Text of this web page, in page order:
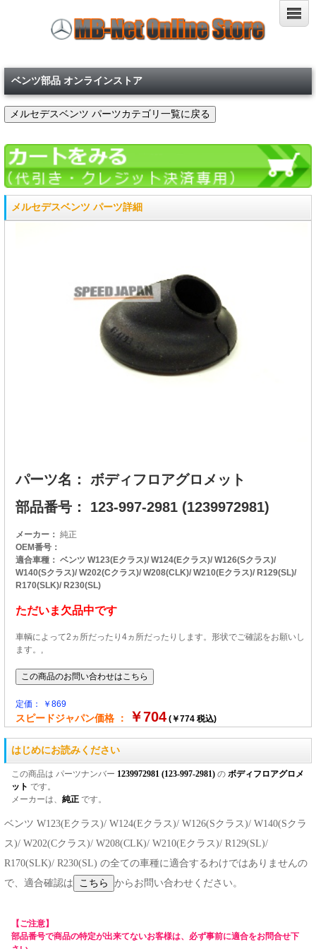
ベンツ部品 オンラインストア
メルセデスベンツ パーツ詳細
パーツ名： ボディフロアグロメット
部品番号： 123-997-2981 (1239972981)
メーカー： 純正
OEM番号：
適合車種： ベンツ W123(Eクラス)/ W124(Eクラス)/ W126(Sクラス)/
W140(Sクラス)/ W202(Cクラス)/ W208(CLK)/ W210(Eクラス)/ R129(SL)/
R170(SLK)/ R230(SL)
ただいま欠品中です
車輌によって2ヵ所だったり4ヵ所だったりします。形状でご確認をお願いし
ます。,
定価： ￥869
スピードジャパン価格 ： ￥704 (￥774 税込)
はじめにお読みください
この商品は パーツナンバー 1239972981 (123-997-2981) の ボディフロアグロメ
ット です。
メーカーは、 純正 です。
ベンツ W123(Eクラス)/ W124(Eクラス)/ W126(Sクラス)/ W140(Sクラ
ス)/ W202(Cクラス)/ W208(CLK)/ W210(Eクラス)/ R129(SL)/
R170(SLK)/ R230(SL) の全ての車種に適合するわけではありませんの
で、適合確認は
からお問い合わせください。
【ご注意】
部品番号で商品の特定が出来てないお客様は、必ず事前に適合をお問合せ下